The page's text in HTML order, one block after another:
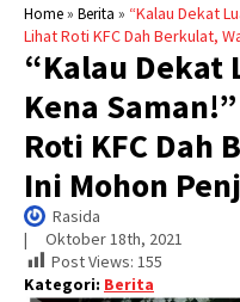
Home» Berita » “Kalau Dekat
Lihat Roti KFC Dah Berkulat,
“Kalau Dekat
Kena
Roti KFC Dah
Ini Mohon
Rasida
| Oktober 18th, 2021
Post Views: 155
Kategori: Berita